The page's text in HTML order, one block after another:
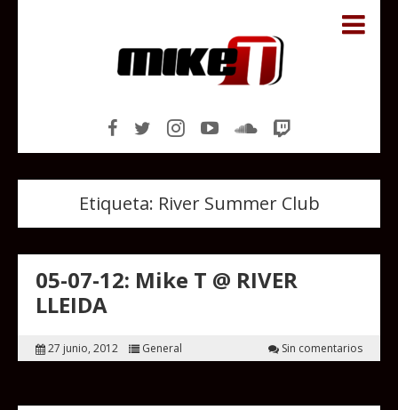
Etiqueta: River Summer Club
05-07-12: Mike T @ RIVER
LLEIDA
27 junio, 2012 General Sin comentarios